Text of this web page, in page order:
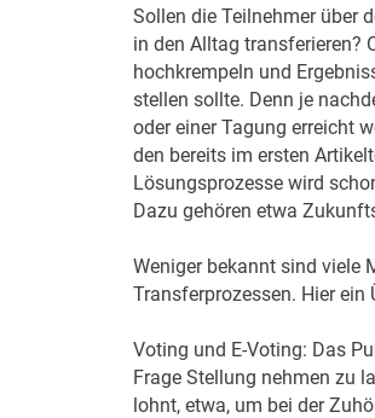
Sollen die Teilnehmer über
in den Alltag transferieren?
hochkrempeln und
stellen sollte. Denn je
oder einer Tagung erreicht
den bereits im ersten
Lösungsprozesse wird
Dazu gehören etwa
Weniger bekannt sind viele
Transferprozessen. Hier ein
Voting und E-Voting: Das
Frage Stellung nehmen zu
lohnt, etwa, um bei der